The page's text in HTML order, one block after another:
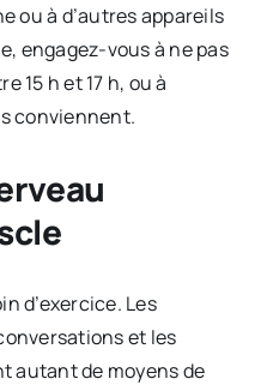
ou à d’autres appareils
engagez-vous à ne pas
15 h et 17 h, ou à
conviennent.
d’exercice. Les
et les
autant de moyens de